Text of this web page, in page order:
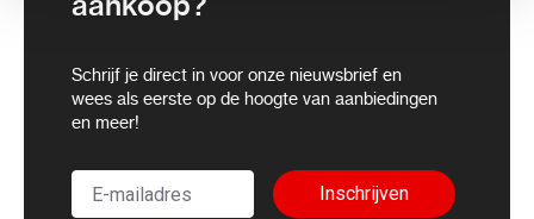
Schrijf je direct in voor onze nieuwsbrief en
wees als eerste op de hoogte van aanbiedingen
en meer!
Inschrijven